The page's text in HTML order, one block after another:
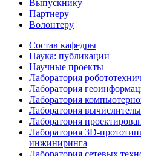
Выпускнику
Партнеру
Волонтеру
Состав кафедры
Наука: публикации
Научные проекты
Лаборатория
Лаборатория
Лаборатория
Лаборатория
Лаборатория
Лаборатория 3D-
инжиниринга
Лаборатория сетевых